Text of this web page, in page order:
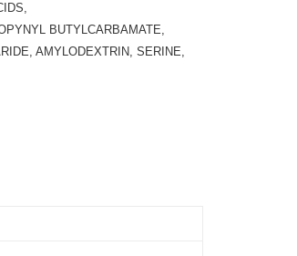
BUTYLCARBAMATE,
AMYLODEXTRIN, SERINE,